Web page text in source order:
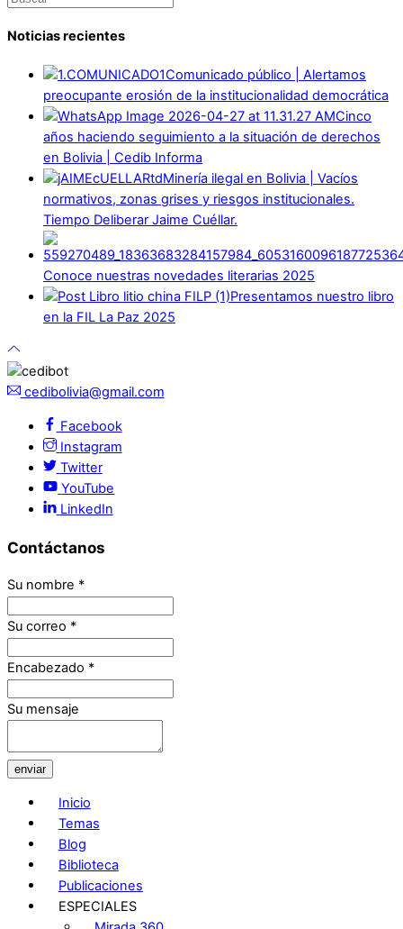
Noticias recientes
Comunicado público | Alertamos
preocupante erosión de la institucionalidad democrática
Cinco
años haciendo seguimiento a la situación de derechos
en Bolivia | Cedib Informa
Minería ilegal en Bolivia | Vacíos
normativos, zonas grises y riesgos institucionales.
Tiempo Deliberar Jaime Cuéllar.
Conoce nuestras novedades literarias 2025
Presentamos nuestro libro
en la FIL La Paz 2025
cedibolivia@gmail.com
Facebook
Instagram
Twitter
YouTube
LinkedIn
Contáctanos
Su nombre *
Su correo *
Encabezado *
Su mensaje
enviar
Inicio
Temas
Blog
Biblioteca
Publicaciones
ESPECIALES